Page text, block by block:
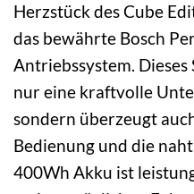
Herzstück des Cube
das bewährte Bosch
Antriebssystem.
nur eine kraftvolle
sondern überzeugt
Bedienung und die
400Wh Akku ist